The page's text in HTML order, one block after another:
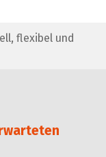
flexibel und